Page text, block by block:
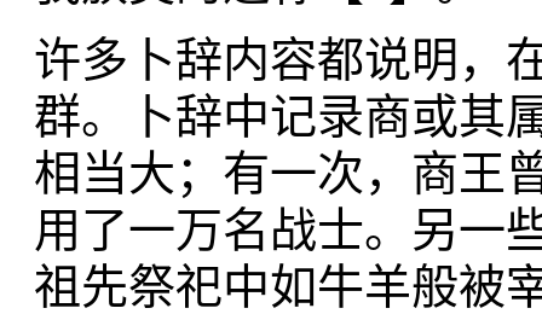
许多卜辞内容都说明，
群。卜辞中记录商或其
相当大；有一次，商王
用了一万名战士。另一
祖先祭祀中如牛羊般被